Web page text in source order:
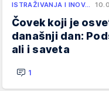
ISTRAŽIVANJA I INOV…
Čovek koji je
današnji dan:
ali i saveta
1